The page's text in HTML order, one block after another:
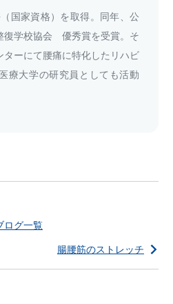
国家資格）を取得。同年、公
学校協会 優秀賞を受賞。そ
ーにて腰痛に特化したリハビ
療大学の研究員としても活動
ログ一覧
腸腰筋のストレッチ